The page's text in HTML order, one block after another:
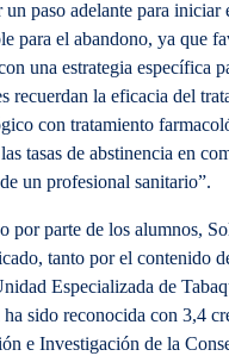
paso adelante para
para el abandono, ya que
una estrategia específica
recuerdan la eficacia del
con tratamiento
tasas de abstinencia en
un profesional sanitario”.
por parte de los alumnos,
tanto por el contenido
Especializada de
sido reconocida con 3,4
e Investigación de la